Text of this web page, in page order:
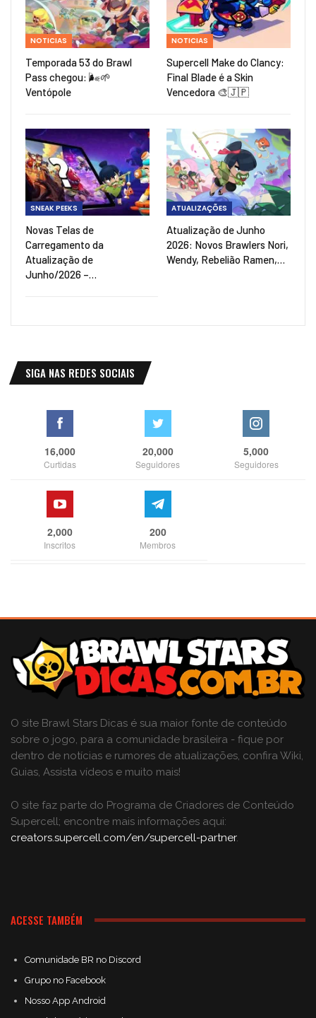
NOTICIAS
Temporada 53 do Brawl
Pass chegou: 🌬️🌱
Ventópole
NOTICIAS
Supercell Make do Clancy:
Final Blade é a Skin
Vencedora 🎨🇯🇵
SNEAK PEEKS
Novas Telas de
Carregamento da
Atualização de
Junho/2026 –…
ATUALIZAÇÕES
Atualização de Junho
2026: Novos Brawlers Nori,
Wendy, Rebelião Ramen,…
SIGA NAS REDES SOCIAIS
16,000
Curtidas
20,000
Seguidores
5,000
Seguidores
2,000
Inscritos
200
Membros
O site Brawl Stars Dicas é sua maior fonte de conteúdo
sobre o jogo, para a comunidade brasileira - fique por
dentro de notícias e rumores de atualizações, confira Wiki,
Guias, Assista vídeos e muito mais!
O site faz parte do Programa de Criadores de Conteúdo
Supercell; encontre mais informações aqui:
creators.supercell.com/en/supercell-partner.
ACESSE TAMBÉM
Comunidade BR no Discord
Grupo no Facebook
Nosso App Android